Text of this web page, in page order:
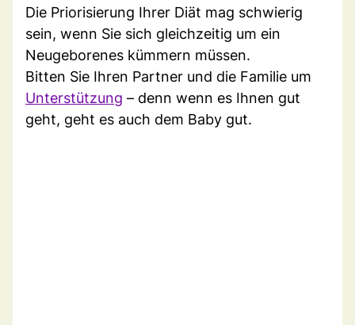
Die Priorisierung Ihrer Diät mag schwierig
sein, wenn Sie sich gleichzeitig um ein
Neugeborenes kümmern müssen.
Bitten Sie Ihren Partner und die Familie um
Unterstützung – denn wenn es Ihnen gut
geht, geht es auch dem Baby gut.